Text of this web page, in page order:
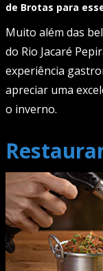
de Brotas para
Muito além das
do Rio Jacaré
experiência
apreciar uma
o inverno.